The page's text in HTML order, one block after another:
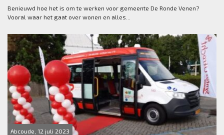
Benieuwd hoe het is om te werken voor gemeente De Ronde Venen?
Vooral waar het gaat over wonen en alles...
Abcoude, 12 juli 2023